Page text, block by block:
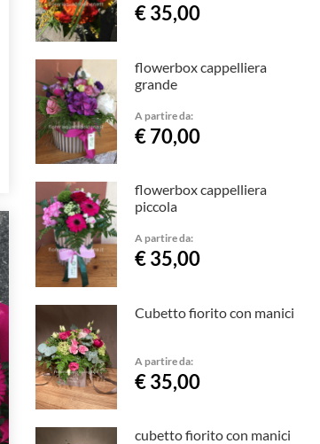
€ 35,00
flowerbox cappelliera
grande
A partire da:
€ 70,00
flowerbox cappelliera
piccola
A partire da:
€ 35,00
Cubetto fiorito con manici
A partire da:
€ 35,00
cubetto fiorito con manici